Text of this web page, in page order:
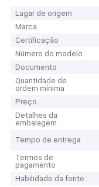
Lugar de origem
Marca
Certificação
Número do modelo
Documento
Quantidade de
ordem mínima
Preço
Detalhes da
embalagem
Tempo de entrega
Termos de
pagamento
Habilidade da fonte